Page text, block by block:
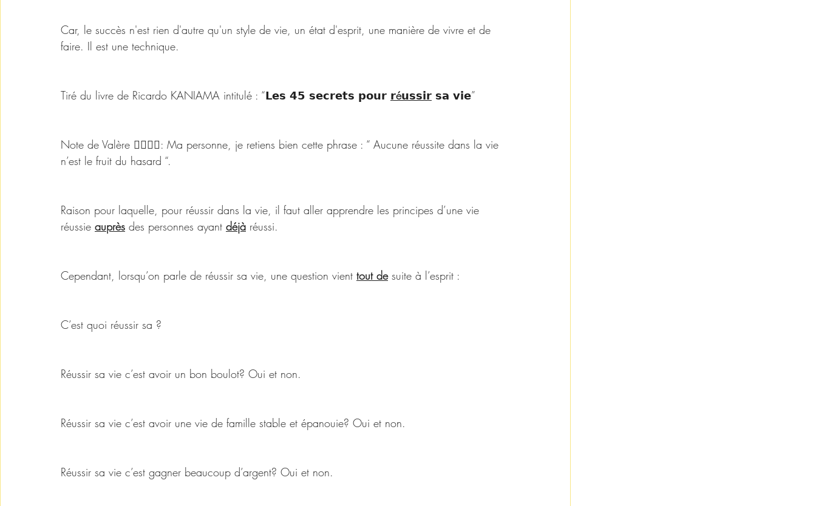
Car, le succès n'est rien d'autre qu'un style de vie, un état d'esprit, une manière de vivre et de
faire. Il est une technique.
Tiré du livre de Ricardo KANIAMA intitulé : “𝗟𝗲𝘀 𝟰𝟱 𝘀𝗲𝗰𝗿𝗲𝘁𝘀 𝗽𝗼𝘂𝗿 𝗿é𝘂𝘀𝘀𝗶𝗿 𝘀𝗮 𝘃𝗶𝗲”
Note de Valère ✍🏾✍🏾: Ma personne, je retiens bien cette phrase : “ Aucune réussite dans la vie
n’est le fruit du hasard “.
Raison pour laquelle, pour réussir dans la vie, il faut aller apprendre les principes d’une vie
réussie auprès des personnes ayant déjà réussi.
Cependant, lorsqu’on parle de réussir sa vie, une question vient tout de suite à l’esprit :
C’est quoi réussir sa ?
Réussir sa vie c’est avoir un bon boulot? Oui et non.
Réussir sa vie c’est avoir une vie de famille stable et épanouie? Oui et non.
Réussir sa vie c’est gagner beaucoup d’argent? Oui et non.